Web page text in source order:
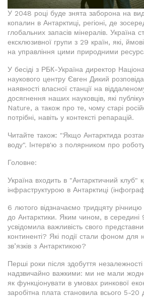
У 2048 році буде знята заборона на
копалин в Антарктиці, регіоні, де
глобальних запасів мінералів. Україна
ексклюзивної групи з 29 країн, які,
на управління цими природними
У бесіді з РБК-Україна директор
наукового центру Євген Дикий
наявності власної станції на
досягнення наших науковців, які
Nature, а також про те, чому старі
потрібні, навіть у контексті репарацій.
Читайте також: "Якщо Антарктида
воду". Інтерв'ю з полярником про
Головне:
Україна входить в "Антарктичний клуб"
інфраструктурою в Антарктиці
6 лютого відзначаємо тридцяту
до Антарктики. Яким чином, в середині
усвідомила важливість свого
континенті? Які події стали фоном для
зв’язків з Антарктикою?
Перші роки після здобуття
надзвичайно важкими: ми не мали
як функціонувати в умовах ринкової
заробітна плата становила всього 5-20